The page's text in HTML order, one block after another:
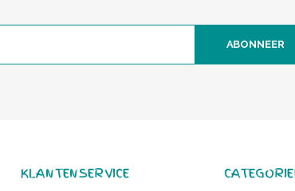
ABONNEER
KLANTENSERVICE